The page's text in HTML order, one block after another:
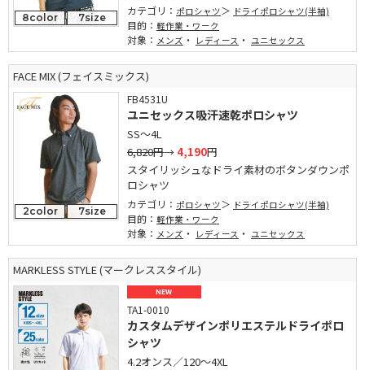
8color 7size
カテゴリ： ポロシャツ ドライポロシャツ(半袖)
目的： 軽作業・ワーク
対象： メンズ ・ レディース ・ ユニセックス
FACE MIX (フェイスミックス)
2color 7size
FB4531U
ユニセックス吸汗速乾ポロシャツ
SS～4L
6,820円→ 4,190円
スタイリッシュなドライ素材のボタンダウンポ
ロシャツ
カテゴリ： ポロシャツ ドライポロシャツ(半袖)
目的： 軽作業・ワーク
対象： メンズ ・ レディース ・ ユニセックス
MARKLESS STYLE (マークレススタイル)
NEW
TA1-0010
カスタムデザインポリエステルドライポロ
シャツ
4.2オンス／120～4XL